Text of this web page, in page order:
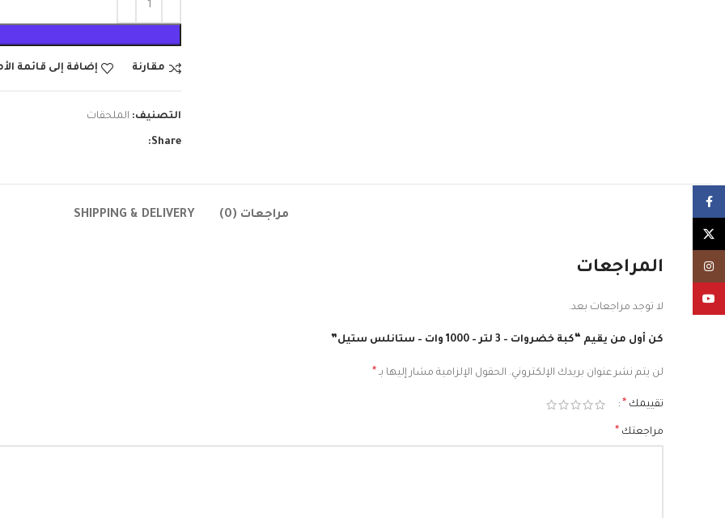
مقارنة إضافة إلى قائمة
التصنيف: الملحقات
Share:
مراجعات (0) SHIPPING & DELIVERY
المراجعات
لا توجد مراجعات بعد.
كن أول من يقيم “كبة خضروات – 3 لتر – 1000 وات – ستانلس ستيل”
لن يتم نشر عنوان بريدك الإلكتروني. الحقول الإلزامية مشار إليها بـ *
تقييمك *
مراجعتك *
Instagram